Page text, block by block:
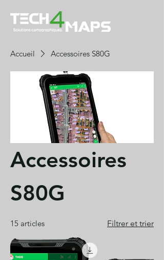
Accueil Accessoires S80G
Accessoires
S80G
15 articles Filtrer et trier